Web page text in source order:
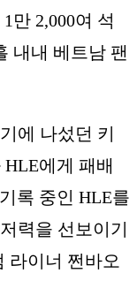
만 2,000여 석
내내 베트남 팬
에 나섰던 키
에게 패배
록 중인 HLE를
력을 선보이기
라이너 쩐바오